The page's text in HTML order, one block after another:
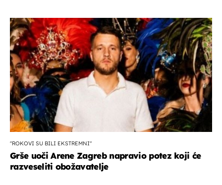
"ROKOVI SU BILI EKSTREMNI"
Grše uoči Arene Zagreb napravio potez koji će
razveseliti obožavatelje